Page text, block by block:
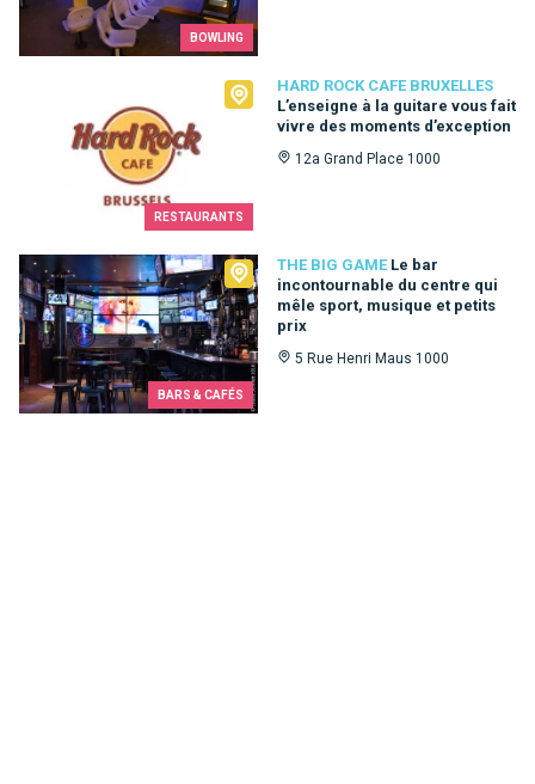
BOWLING
RESTAURANTS
HARD ROCK CAFE BRUXELLES
L’enseigne à la guitare vous fait
vivre des moments d’exception
12a Grand Place 1000
Hard Rock Cafe Bruxelles
BARS & CAFÉS
THE BIG GAME Le bar
incontournable du centre qui
mêle sport, musique et petits
prix
5 Rue Henri Maus 1000
The Big Game